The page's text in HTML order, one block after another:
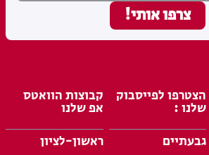
הצטרפו לפייסבוק
שלנו :
קבוצות הוואטס
אפ שלנו
גבעתיים
ראשון-לציון